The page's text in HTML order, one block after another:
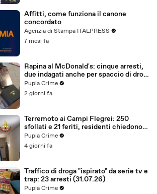
Affitti, come funziona il canone
concordato
Agenzia di Stampa ITALPRESS
7 mesi fa
Rapina al McDonald's: cinque arresti,
due indagati anche per spaccio di droga
(03.08.26)
Pupia Crime
2 giorni fa
Terremoto ai Campi Flegrei: 250
sfollati e 21 feriti, residenti chiedono
certezze sul futuro (01.08.26)
Pupia Crime
4 giorni fa
Traffico di droga "ispirato" da serie tv e
trap: 23 arresti (31.07.26)
Pupia Crime